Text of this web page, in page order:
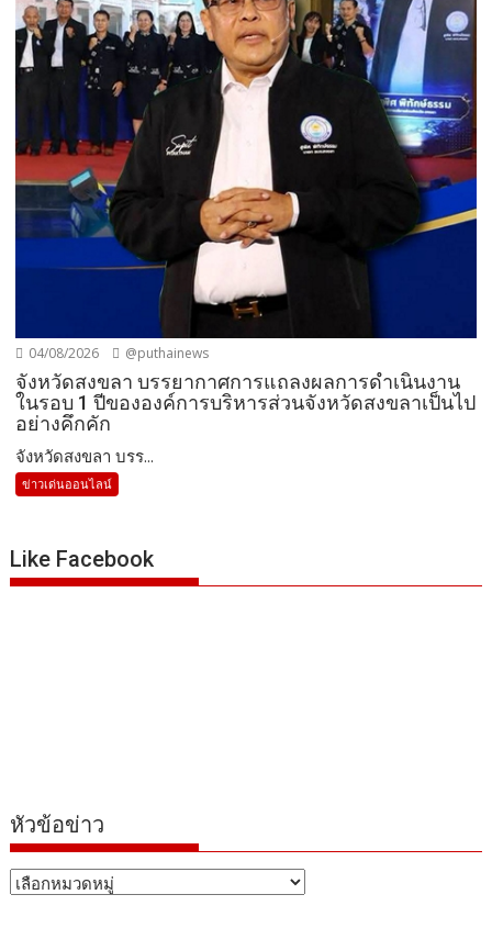
04/08/2026 @puthainews
จังหวัดสงขลา บรรยากาศการแถลงผลการดำเนินงาน
ในรอบ 1 ปีขององค์การบริหารส่วนจังหวัดสงขลาเป็นไป
อย่างคึกคัก
จังหวัดสงขลา บรร...
ข่าวเด่นออนไลน์
Like Facebook
หัวข้อข่าว
หัวข้อ